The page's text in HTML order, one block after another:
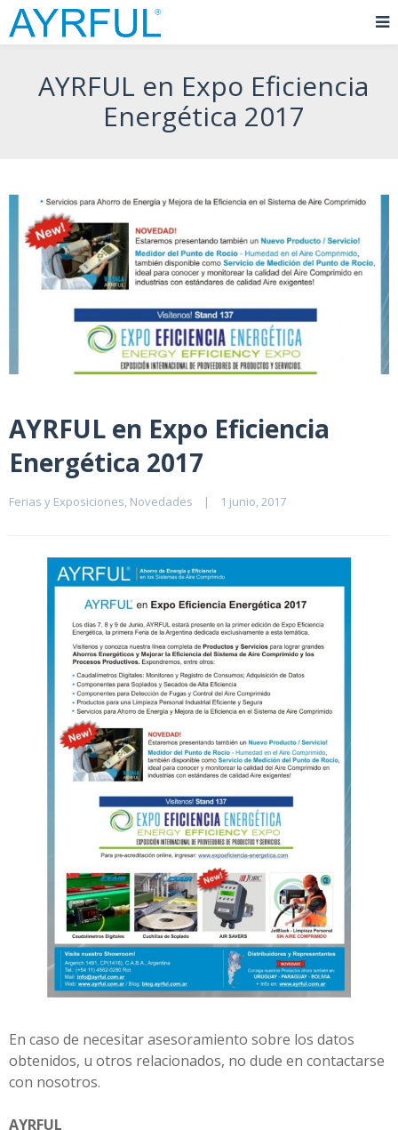
AYRFUL en Expo Eficiencia
Energética 2017
AYRFUL en Expo Eficiencia
Energética 2017
Ferias y Exposiciones Novedades | 1 junio, 2017
En caso de necesitar asesoramiento sobre los datos
obtenidos, u otros relacionados, no dude en contactarse
con nosotros.
AYRFUL